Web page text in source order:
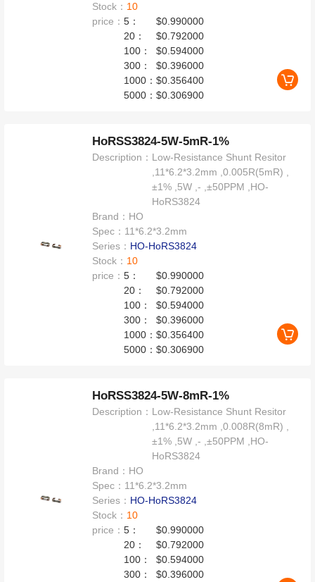
Stock： 10
price：5：
$0.990000
20：
$0.792000
100：
$0.594000
300：
$0.396000
1000：$0.356400
5000：$0.306900
HoRSS3824-5W-5mR-1%
Description： Low-Resistance Shunt Resitor
,11*6.2*3.2mm ,0.005R(5mR) ,
±1% ,5W ,- ,±50PPM ,HO-
HoRS3824
Brand： HO
Spec： 11*6.2*3.2mm
Series： HO-HoRS3824
Stock： 10
price：5：
$0.990000
20：
$0.792000
100：
$0.594000
300：
$0.396000
1000：$0.356400
5000：$0.306900
HoRSS3824-5W-8mR-1%
Description： Low-Resistance Shunt Resitor
,11*6.2*3.2mm ,0.008R(8mR) ,
±1% ,5W ,- ,±50PPM ,HO-
HoRS3824
Brand： HO
Spec： 11*6.2*3.2mm
Series： HO-HoRS3824
Stock： 10
price：5：
$0.990000
20：
$0.792000
100：
$0.594000
300：
$0.396000